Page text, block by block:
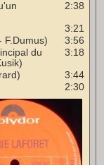
2:38
3:21
F.Dumus)
3:56
du
3:18
3:44
2:30